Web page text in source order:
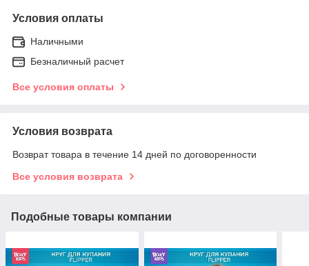
Условия оплаты
Наличными
Безналичный расчет
Все условия оплаты
Условия возврата
Возврат товара в течение 14 дней по договоренности
Все условия возврата
Подобные товары компании